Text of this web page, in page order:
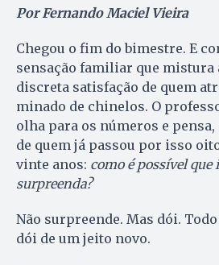
Por Fernando Maciel Vieira
Chegou o fim do bimestre. E
sensação familiar que mistura
discreta satisfação de quem
minado de chinelos. O
olha para os números e
de quem já passou por isso
vinte anos: como é possível que
surpreenda?
Não surpreende. Mas dói.
dói de um jeito novo.